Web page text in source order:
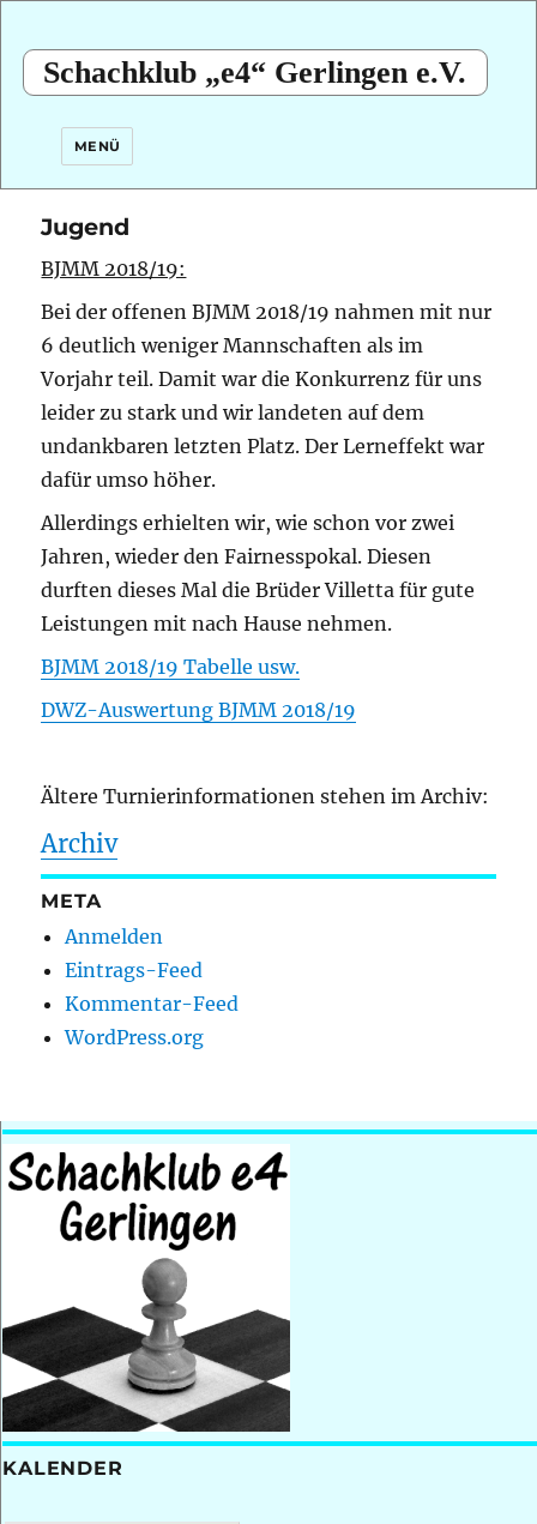
Schachklub „e4“ Gerlingen e.V.
MENÜ
Jugend
BJMM 2018/19:
Bei der offenen BJMM 2018/19 nahmen mit nur
6 deutlich weniger Mannschaften als im
Vorjahr teil. Damit war die Konkurrenz für uns
leider zu stark und wir landeten auf dem
undankbaren letzten Platz. Der Lerneffekt war
dafür umso höher.
Allerdings erhielten wir, wie schon vor zwei
Jahren, wieder den Fairnesspokal. Diesen
durften dieses Mal die Brüder Villetta für gute
Leistungen mit nach Hause nehmen.
BJMM 2018/19 Tabelle usw.
DWZ-Auswertung BJMM 2018/19
Ältere Turnierinformationen stehen im Archiv:
Archiv
META
Anmelden
Eintrags-Feed
Kommentar-Feed
WordPress.org
KALENDER